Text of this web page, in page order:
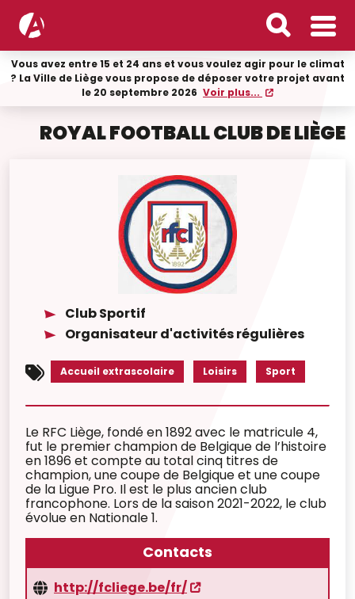
Vous avez entre 15 et 24 ans et vous voulez agir pour le climat
? La Ville de Liège vous propose de déposer votre projet avant
le 20 septembre 2026 Voir plus...
ROYAL FOOTBALL CLUB DE LIÈGE
Club Sportif
Organisateur d'activités régulières
Accueil extrascolaire Loisirs Sport
Le RFC Liège, fondé en 1892 avec le matricule 4,
fut le premier champion de Belgique de l’histoire
en 1896 et compte au total cinq titres de
champion, une coupe de Belgique et une coupe
de la Ligue Pro. Il est le plus ancien club
francophone. Lors de la saison 2021-2022, le club
évolue en Nationale 1.
Contacts
http://fcliege.be/fr/